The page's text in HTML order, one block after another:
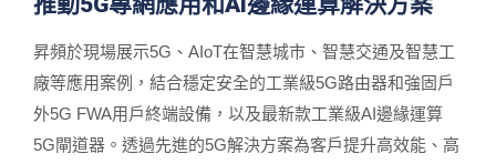
昇頻於現場展示5G、AIoT在智慧城市、智慧交通及智慧工
廠等應用案例，結合穩定安全的工業級5G路由器和強固戶
外5G FWA用戶終端設備，以及最新款工業級AI邊緣運算
5G閘道器。透過先進的5G解決方案為客戶提升高效能、高